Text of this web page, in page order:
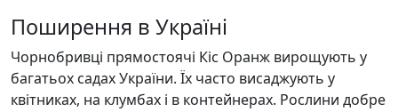
Поширення в Україні
Чорнобривці прямостоячі Кіс Оранж вирощують у
багатьох садах України. Їх часто висаджують у
квітниках, на клумбах і в контейнерах. Рослини добре